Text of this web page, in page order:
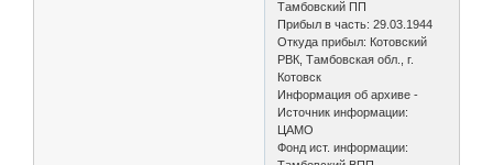
Тамбовский ПП
Прибыл в часть: 29.03.1944
Откуда прибыл: Котовский
РВК, Тамбовская обл., г.
Котовск
Информация об архиве -
Источник информации:
ЦАМО
Фонд ист. информации: